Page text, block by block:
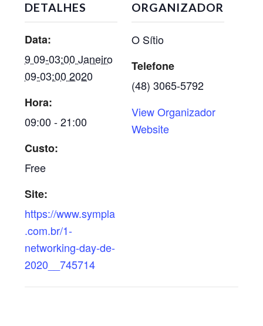
DETALHES
Data:
9 09-03:00 Janeiro
09-03:00 2020
Hora:
09:00 - 21:00
Custo:
Free
Site:
https://www.sympla
.com.br/1-
networking-day-de-
2020__745714
ORGANIZADOR
O Sítio
Telefone
(48) 3065-5792
View Organizador
Website